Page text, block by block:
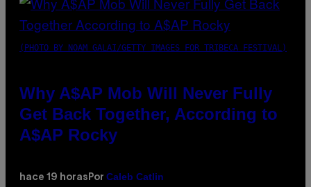
(PHOTO BY NOAM GALAI/GETTY IMAGES FOR TRIBECA FESTIVAL)
Why A$AP Mob Will Never Fully
Get Back Together, According to
A$AP Rocky
hace 19 horas Por Caleb Catlin